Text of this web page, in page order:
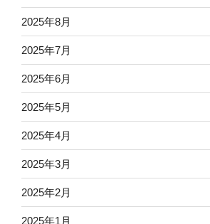
2025年8月
2025年7月
2025年6月
2025年5月
2025年4月
2025年3月
2025年2月
2025年1月